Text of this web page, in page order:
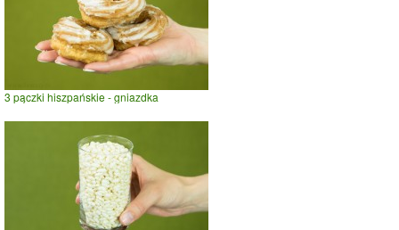
3 pączki hiszpańskie - gniazdka